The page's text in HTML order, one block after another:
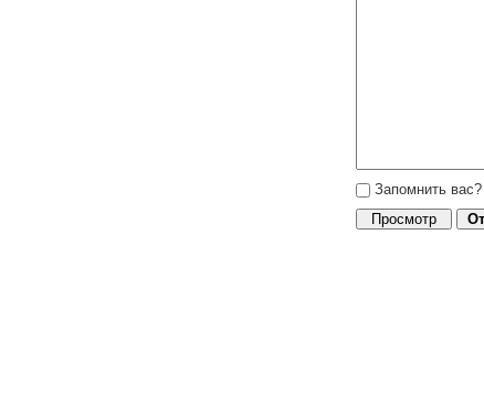
Запомнить вас?